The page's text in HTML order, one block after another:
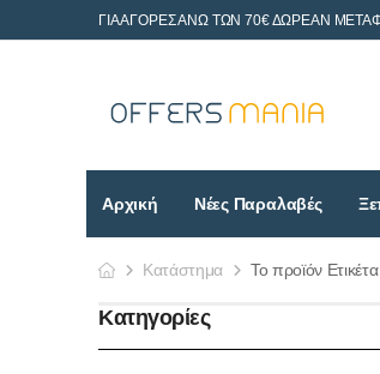
ΓΙΑ ΑΓΟΡΕΣ ΑΝΩ ΤΩΝ 70€ ΔΩΡΕΑΝ
Αρχική Νέες Παραλαβές
Κατάστημα
Το προϊόν
Κατηγορίες